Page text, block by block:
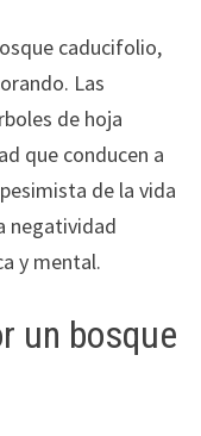
caducifolio,
Las
de hoja
que conducen a
de la vida
negatividad
y mental.
un bosque